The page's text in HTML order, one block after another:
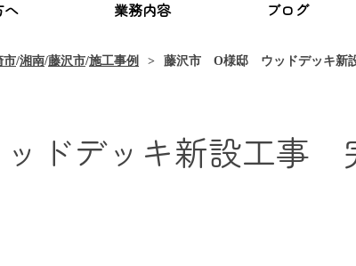
へ 業務内容 ブログ
市/湘南/藤沢市/施工事例 藤沢市 O様邸 ウッドデッキ新
ドデッキ新設工事